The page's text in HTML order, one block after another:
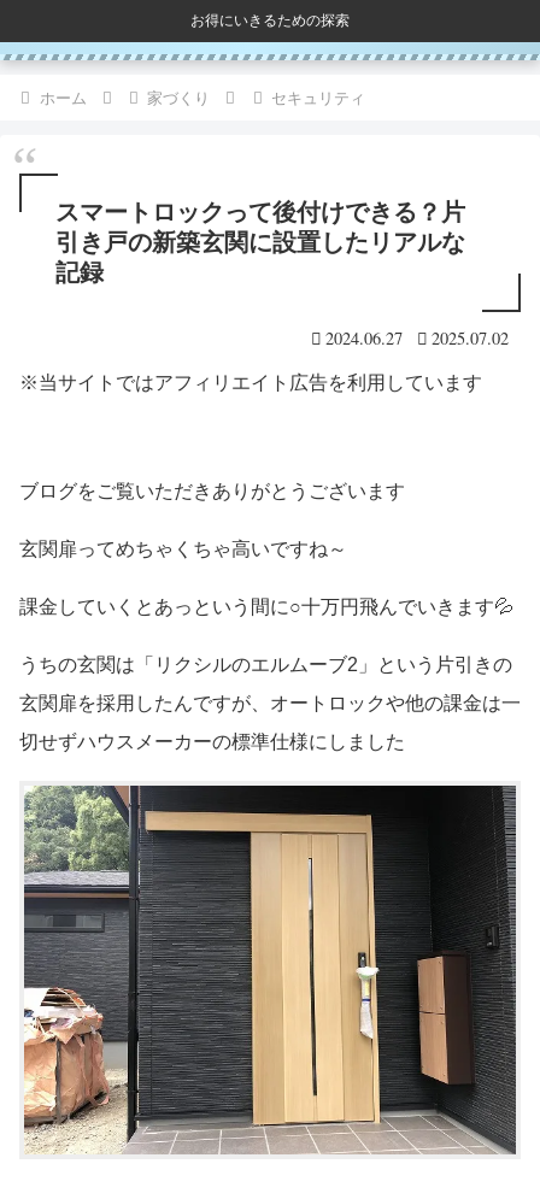
お得にいきるための探索
ホーム 家づくり セキュリティ
スマートロックって後付けできる？片
引き戸の新築玄関に設置したリアルな
記録
2024.06.27 2025.07.02
※当サイトではアフィリエイト広告を利用しています
ブログをご覧いただきありがとうございます
玄関扉ってめちゃくちゃ高いですね～
課金していくとあっという間に○十万円飛んでいきます💦
うちの玄関は「リクシルのエルムーブ2」という片引きの
玄関扉を採用したんですが、オートロックや他の課金は一
切せずハウスメーカーの標準仕様にしました